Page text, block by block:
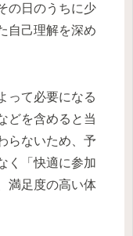
の日のうちに少
自己理解を深め
って必要になる
どを含めると当
らないため、予
く「快適に参加
満足度の高い体